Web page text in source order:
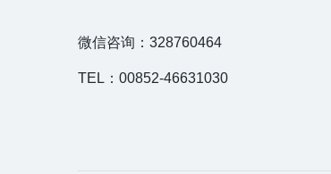
微信咨询：328760464
TEL：00852-46631030